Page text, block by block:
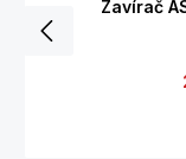
Zavírač